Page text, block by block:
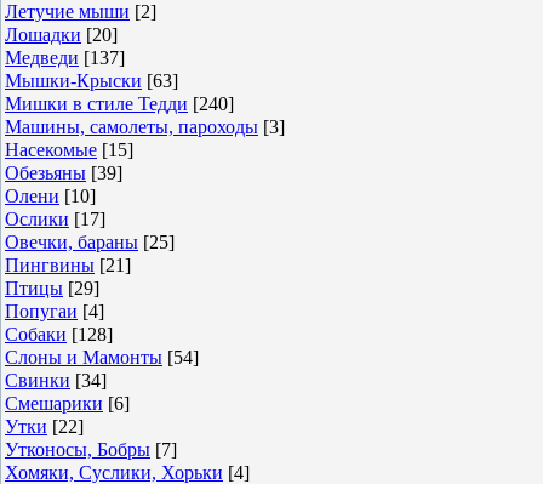
Летучие мыши [2]
Лошадки [20]
Медведи [137]
Мышки-Крыски [63]
Мишки в стиле Тедди [240]
Машины, самолеты, пароходы [3]
Насекомые [15]
Обезьяны [39]
Олени [10]
Ослики [17]
Овечки, бараны [25]
Пингвины [21]
Птицы [29]
Попугаи [4]
Собаки [128]
Слоны и Мамонты [54]
Свинки [34]
Смешарики [6]
Утки [22]
Утконосы, Бобры [7]
Хомяки, Суслики, Хорьки [4]